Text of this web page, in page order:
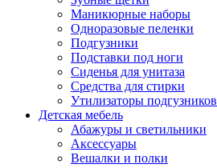
Маникюрные наборы
Одноразовые пеленки
Подгузники
Подставки под ноги
Сиденья для унитаза
Средства для стирки
Утилизаторы подгузников
Детская мебель
Абажуры и светильники
Аксессуары
Вешалки и полки